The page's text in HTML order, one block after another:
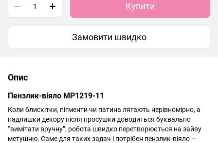
Купити
Замовити швидко
Опис
Пензлик-віяло MP1219-11
Коли блискітки, пігменти чи патина лягають нерівномірно, а
надлишки декору після просушки доводиться буквально
“вимітати вручну”, робота швидко перетворюється на зайву
метушню. Саме для таких задач і потрібен пензлик-віяло —